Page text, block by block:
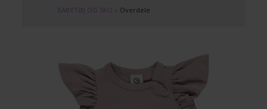
BABYTØJ OG SKO Overdele